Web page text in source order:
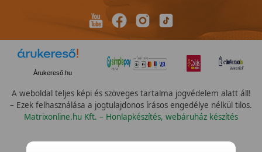
Árukereső.hu
A weboldal teljes képi és szöveges tartalma jogvédelem alatt áll!
– Ezek felhasználása a jogtulajdonos írásos engedélye nélkül tilos.
Matrixonline.hu Kft. – Honlapkészítés, webáruház készítés